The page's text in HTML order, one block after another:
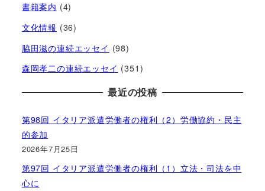
書籍案内 (4)
文化情報 (36)
脇田滋の連続エッセイ (98)
森岡孝二の連続エッセイ (351)
最近の投稿
第98回 イタリア派遣労働者の権利（2）労働協約・民主
的参加
2026年7月25日
第97回 イタリア派遣労働者の権利（1）立法・司法を中
心に